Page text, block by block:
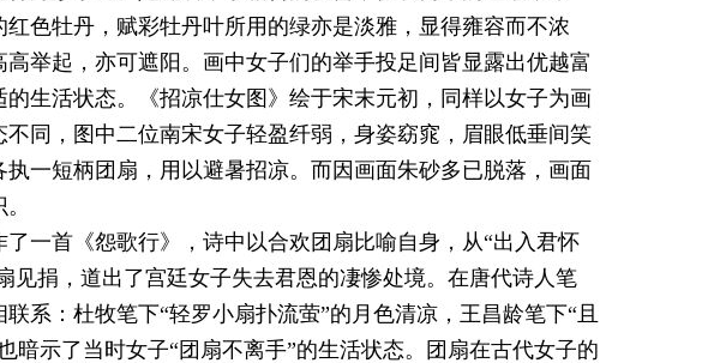
色牡丹，赋彩牡丹叶所用的绿亦是淡雅，显得雍容而不浓
举起，亦可遮阳。画中女子们的举手投足间皆显露出优越富
生活状态。《招凉仕女图》绘于宋末元初，同样以女子为画
同，图中二位南宋女子轻盈纤弱，身姿窈窕，眉眼低垂间笑
一短柄团扇，用以避暑招凉。而因画面朱砂多已脱落，画面
一首《怨歌行》，诗中以合欢团扇比喻自身，从“出入君怀
见捐，道出了宫廷女子失去君恩的凄惨处境。在唐代诗人笔
系：杜牧笔下“轻罗小扇扑流萤”的月色清凉，王昌龄笔下“且
暗示了当时女子“团扇不离手”的生活状态。团扇在古代女子的